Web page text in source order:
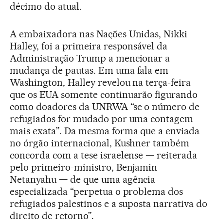
décimo do atual.
A embaixadora nas Nações Unidas, Nikki
Halley, foi a primeira responsável da
Administração Trump a mencionar a
mudança de pautas. Em uma fala em
Washington, Halley revelou na terça-feira
que os EUA somente continuarão figurando
como doadores da UNRWA “se o número de
refugiados for mudado por uma contagem
mais exata”. Da mesma forma que a enviada
no órgão internacional, Kushner também
concorda com a tese israelense — reiterada
pelo primeiro-ministro, Benjamin
Netanyahu — de que uma agência
especializada “perpetua o problema dos
refugiados palestinos e a suposta narrativa do
direito de retorno”.